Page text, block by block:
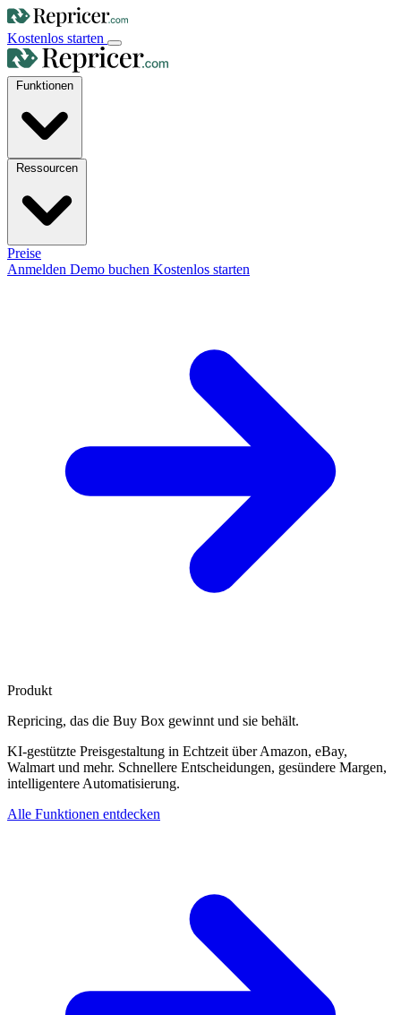
Kostenlos starten
Preise
Anmelden Demo buchen Kostenlos starten
Produkt
Repricing, das die Buy Box gewinnt und sie behält.
KI-gestützte Preisgestaltung in Echtzeit über Amazon, eBay,
Walmart und mehr. Schnellere Entscheidungen, gesündere Margen,
intelligentere Automatisierung.
Alle Funktionen entdecken